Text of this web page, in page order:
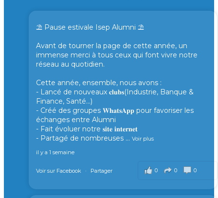
⛱️ Pause estivale Isep Alumni ⛱️
Avant de tourner la page de cette année, un
immense merci à tous ceux qui font vivre notre
réseau au quotidien.
Cette année, ensemble, nous avons :
- Lancé de nouveaux 𝐜𝐥𝐮𝐛𝐬(Industrie, Banque &
Finance, Santé...)
- Créé des groupes 𝐖𝐡𝐚𝐭𝐬𝐀𝐩𝐩 pour favoriser les
échanges entre Alumni
- Fait évoluer notre 𝐬𝐢𝐭𝐞 𝐢𝐧𝐭𝐞𝐫𝐧𝐞𝐭
- Partagé de nombreuses ... Voir plus
il y a 1 semaine
0 0 0
Voir sur Facebook · Partager